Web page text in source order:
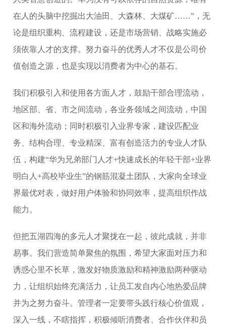
在人的头脑中挖掘出大油田、大森林、大煤矿……”，无
论是组织重构、流程建设，还是市场营销、战略实施必
须依靠人才的支撑。努力奋斗的优秀人才不仅是公司价
值创造之源，也是实现以消费者为中心的基石。
我们积极引入和使用各方面人才，鼓励干部合理流动，
地区部、省、市之间流动，各业务领域之间流动，中国
区和海外流动；同时积极引入业界专家，建设匹配业
务、结构合理、专业精深、富有创造活力的专业人才队
伍，构建“华为兄弟部门人才+快速成长的年轻干部+业界
明白人+高校毕业生”的钢筋混凝土团队，大家向全球业
界最优对表，做好用户体验和协同效率，提高组织作战
能力。
但把五湖四海的多元人才聚拢在一起，彼此成就，并非
易事。我们营造简单聚焦的氛围，希望大家面对压力和
诱惑心里不长草，激发好物质激励和精神激励两种驱动
力，让组织始终充满活力，让员工发自内心地热爱品牌
并为之努力奋斗。管理者一定要带头践行核心价值观，
深入一线，不瞎指挥，积极倾听消费者、合作伙伴和员